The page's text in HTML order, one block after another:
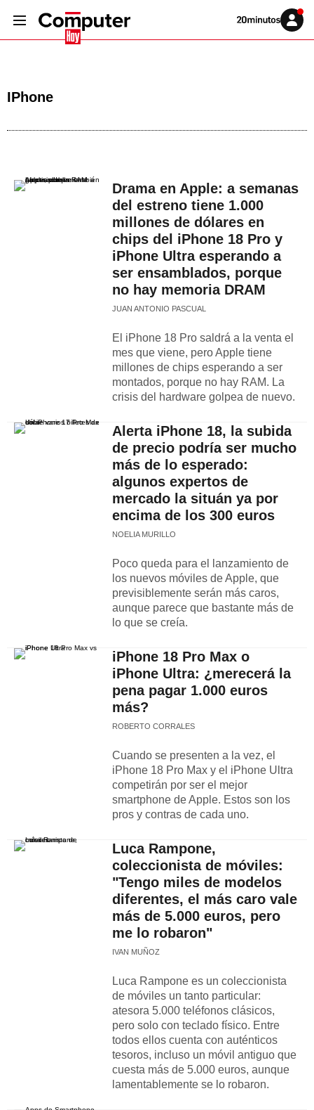
Volver
Iniciar
sesión
IPhone
Drama en Apple: a semanas
del estreno tiene 1.000
millones de dólares en
chips del iPhone 18 Pro y
iPhone Ultra esperando a
ser ensamblados, porque
no hay memoria DRAM
JUAN ANTONIO PASCUAL
El iPhone 18 Pro saldrá a la venta el
mes que viene, pero Apple tiene
millones de chips esperando a ser
montados, porque no hay RAM. La
crisis del hardware golpea de nuevo.
Alerta iPhone 18, la subida
de precio podría ser mucho
más de lo esperado:
algunos expertos de
mercado la situán ya por
encima de los 300 euros
NOELIA MURILLO
Poco queda para el lanzamiento de
los nuevos móviles de Apple, que
previsiblemente serán más caros,
aunque parece que bastante más de
lo que se creía.
iPhone 18 Pro Max o
iPhone Ultra: ¿merecerá la
pena pagar 1.000 euros
más?
ROBERTO CORRALES
Cuando se presenten a la vez, el
iPhone 18 Pro Max y el iPhone Ultra
competirán por ser el mejor
smartphone de Apple. Estos son los
pros y contras de cada uno.
Luca Rampone,
coleccionista de móviles:
"Tengo miles de modelos
diferentes, el más caro vale
más de 5.000 euros, pero
me lo robaron"
IVAN MUÑOZ
Luca Rampone es un coleccionista
de móviles un tanto particular:
atesora 5.000 teléfonos clásicos,
pero solo con teclado físico. Entre
todos ellos cuenta con auténticos
tesoros, incluso un móvil antiguo que
cuesta más de 5.000 euros, aunque
lamentablemente se lo robaron.